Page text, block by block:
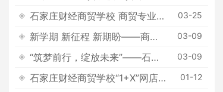
专业介绍
石家庄财经商贸学校 商贸专业部
开展技能大赛备赛专题教研活动
03-25
新学期 新征程 新期盼——商贸
专业部2021-2022学年度第二学
期全体教师会顺利召开
03-09
“筑梦前行，绽放未来”——石家
庄财经商贸学校商贸专业部“开学
第一课”手抄报成果展
03-09
石家庄财经商贸学校“1+X”网店
01-12